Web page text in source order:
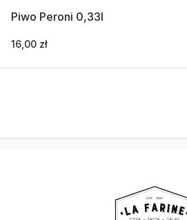
Piwo Peroni 0,33l
16,00 zł